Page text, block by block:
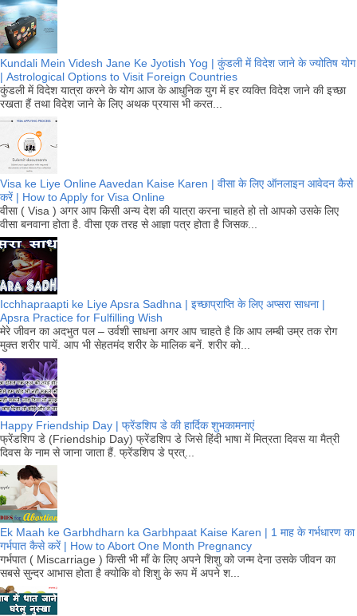
Kundali Mein Videsh Jane Ke Jyotish Yog | कुंडली में विदेश जाने के ज्योतिष योग
| Astrological Options to Visit Foreign Countries
कुंडली में विदेश यात्रा करने के योग आज के आधुनिक युग में हर व्यक्ति विदेश जाने की इच्छा
रखता हैं तथा विदेश जाने के लिए अथक प्रयास भी करत...
Visa ke Liye Online Aavedan Kaise Karen | वीसा के लिए ऑनलाइन आवेदन कैसे
करें | How to Apply for Visa Online
वीसा ( Visa ) अगर आप किसी अन्य देश की यात्रा करना चाहते हो तो आपको उसके लिए
वीसा बनवाना होता है. वीसा एक तरह से आज्ञा पत्र होता है जिसक...
Icchhapraapti ke Liye Apsra Sadhna | इच्छाप्राप्ति के लिए अप्सरा साधना |
Apsra Practice for Fulfilling Wish
मेरे जीवन का अदभुत पल – उर्वशी साधना अगर आप चाहते है कि आप लम्बी उम्र तक रोग
मुक्त शरीर पायें. आप भी सेहतमंद शरीर के मालिक बनें. शरीर को...
Happy Friendship Day | फ्रेंडशिप डे की हार्दिक शुभकामनाएं
फ्रेंडशिप डे (Friendship Day) फ्रेंडशिप डे जिसे हिंदी भाषा में मित्रता दिवस या मैत्री
दिवस के नाम से जाना जाता हैं. फ्रेंडशिप डे प्रत्...
Ek Maah ke Garbhdharn ka Garbhpaat Kaise Karen | 1 माह के गर्भधारण का
गर्भपात कैसे करें | How to Abort One Month Pregnancy
गर्भपात ( Miscarriage ) किसी भी माँ के लिए अपने शिशु को जन्म देना उसके जीवन का
सबसे सुन्दर आभास होता है क्योकि वो शिशु के रूप में अपने श...